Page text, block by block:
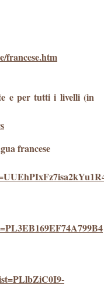
francese.htm
e per tutti i livelli (in
francese